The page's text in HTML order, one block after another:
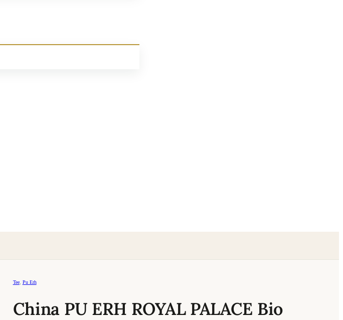
Tee, Pu Erh
China PU ERH ROYAL PALACE Bio